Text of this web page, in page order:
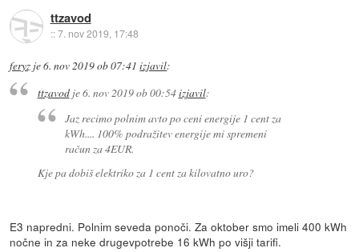
ttzavod
::7. nov 2019, 17:48
feryz je6. nov 2019 ob 07:41 izjavil:
ttzavodje6. nov 2019 ob 00:54izjavil:
Jaz recimo polnim avto po ceni energije 1 cent za
kWh.... 100% podražitev energije mi spremeni
račun za 4EUR.
Kje pa dobiš elektriko za 1 cent za kilovatno uro?
E3 napredni. Polnim seveda ponoči. Za oktober smo imeli 400 kWh
nočne in za neke drugevpotrebe 16 kWh po višji tarifi.